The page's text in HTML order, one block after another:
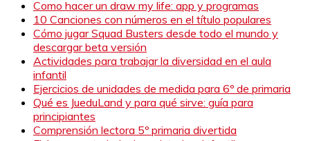
Como hacer un draw my life: app y programas
10 Canciones con números en el título populares
Cómo jugar Squad Busters desde todo el mundo y
descargar beta versión
Actividades para trabajar la diversidad en el aula
infantil
Ejercicios de unidades de medida para 6º de primaria
Qué es JueduLand y para qué sirve: guía para
principiantes
Comprensión lectora 5º primaria divertida